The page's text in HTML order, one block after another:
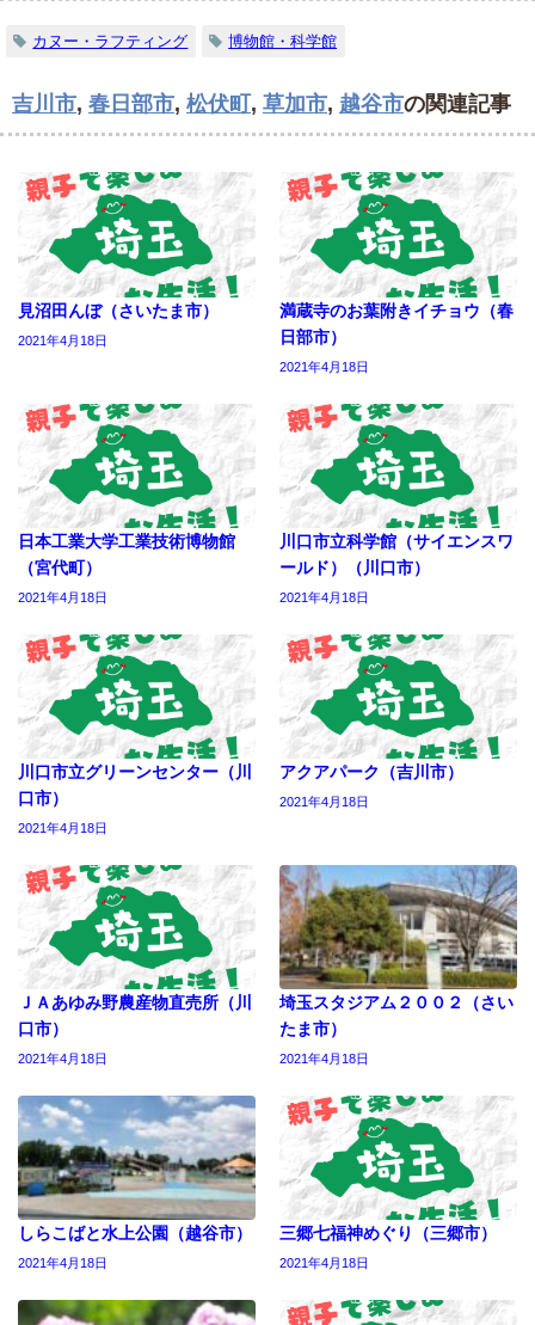
カヌー・ラフティング 博物館・科学館
吉川市, 春日部市, 松伏町 , 草加市, 越谷市の関連記事
見沼田んぼ（さいたま市）
2021年4月18日
満蔵寺のお葉附きイチョウ（春
日部市）
2021年4月18日
日本工業大学工業技術博物館
（宮代町）
2021年4月18日
川口市立科学館（サイエンスワ
ールド）（川口市）
2021年4月18日
川口市立グリーンセンター（川
口市）
2021年4月18日
アクアパーク（吉川市）
2021年4月18日
ＪＡあゆみ野農産物直売所（川
口市）
2021年4月18日
埼玉スタジアム２００２（さい
たま市）
2021年4月18日
しらこばと水上公園（越谷市）
2021年4月18日
三郷七福神めぐり（三郷市）
2021年4月18日